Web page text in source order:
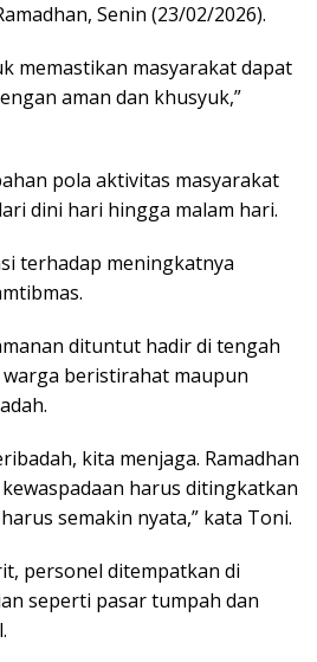
Senin (23/02/2026).
memastikan masyarakat dapat
aman dan khusyuk,”
pola aktivitas masyarakat
dini hari hingga malam hari.
terhadap meningkatnya
dituntut hadir di tengah
beristirahat maupun
kita menjaga. Ramadhan
harus ditingkatkan
semakin nyata,” kata Toni.
personel ditempatkan di
seperti pasar tumpah dan